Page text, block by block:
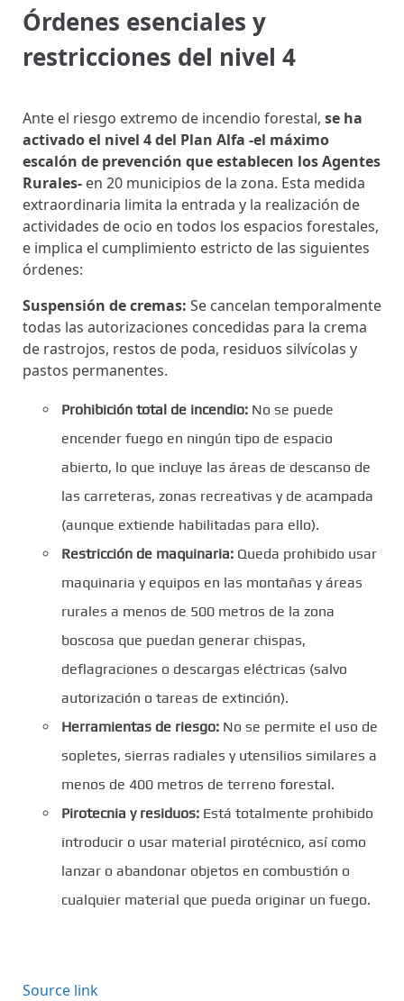
Órdenes esenciales y
restricciones del nivel 4
Ante el riesgo extremo de incendio forestal, se ha
activado el nivel 4 del Plan Alfa -el máximo
escalón de prevención que establecen los Agentes
Rurales- en 20 municipios de la zona. Esta medida
extraordinaria limita la entrada y la realización de
actividades de ocio en todos los espacios forestales,
e implica el cumplimiento estricto de las siguientes
órdenes:
Suspensión de cremas: Se cancelan temporalmente
todas las autorizaciones concedidas para la crema
de rastrojos, restos de poda, residuos silvícolas y
pastos permanentes.
Prohibición total de incendio: No se puede
encender fuego en ningún tipo de espacio
abierto, lo que incluye las áreas de descanso de
las carreteras, zonas recreativas y de acampada
(aunque extiende habilitadas para ello).
Restricción de maquinaria: Queda prohibido usar
maquinaria y equipos en las montañas y áreas
rurales a menos de 500 metros de la zona
boscosa que puedan generar chispas,
deflagraciones o descargas eléctricas (salvo
autorización o tareas de extinción).
Herramientas de riesgo: No se permite el uso de
sopletes, sierras radiales y utensilios similares a
menos de 400 metros de terreno forestal.
Pirotecnia y residuos: Está totalmente prohibido
introducir o usar material pirotécnico, así como
lanzar o abandonar objetos en combustión o
cualquier material que pueda originar un fuego.
Source link